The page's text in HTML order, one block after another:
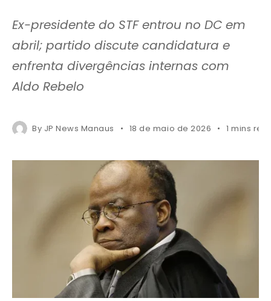
Ex-presidente do STF entrou no DC em
abril; partido discute candidatura e
enfrenta divergências internas com
Aldo Rebelo
By JP News Manaus 18 de maio de 2026 1 mins